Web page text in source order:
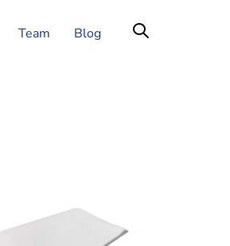
Team Blog